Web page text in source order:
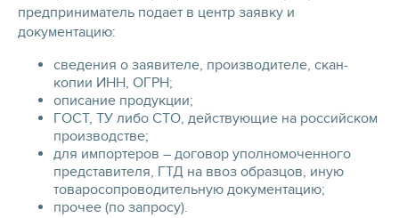
предприниматель подает в центр заявку и
документацию:
сведения о заявителе, производителе, скан-
копии ИНН, ОГРН;
описание продукции;
ГОСТ, ТУ либо СТО, действующие на российском
производстве;
для импортеров – договор уполномоченного
представителя, ГТД на ввоз образцов, иную
товаросопроводительную документацию;
прочее (по запросу).